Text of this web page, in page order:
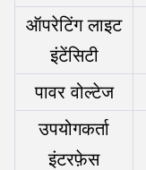
ऑपरेटिंग लाइट
इंटेंसिटी
पावर वोल्टेज
उपयोगकर्ता
इंटरफ़ेस